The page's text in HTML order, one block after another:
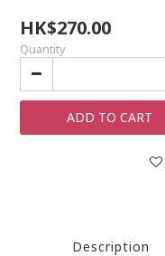
HK$270.00
Quantity
ADD TO CART
Description